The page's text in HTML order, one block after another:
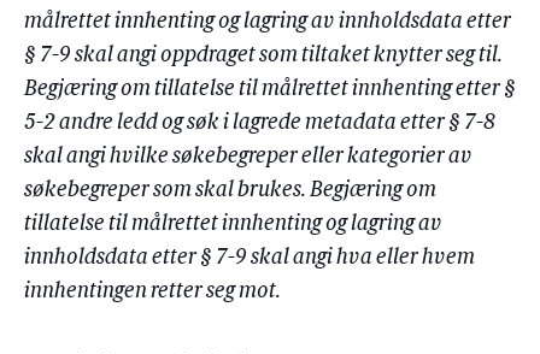
målrettet innhenting og lagring av innholdsdata etter
§ 7-9 skal angi oppdraget som tiltaket knytter seg til.
Begjæring om tillatelse til målrettet innhenting etter §
5-2 andre ledd og søk i lagrede metadata etter § 7-8
skal angi hvilke søkebegreper eller kategorier av
søkebegreper som skal brukes. Begjæring om
tillatelse til målrettet innhenting og lagring av
innholdsdata etter § 7-9 skal angi hva eller hvem
innhentingen retter seg mot.